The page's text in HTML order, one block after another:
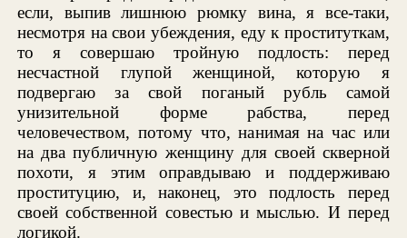
если, выпив лишнюю рюмку вина, я все-таки,
несмотря на свои убеждения, еду к проституткам,
то я совершаю тройную подлость: перед
несчастной глупой женщиной, которую я
подвергаю за свой поганый рубль самой
унизительной форме рабства, перед
человечеством, потому что, нанимая на час или
на два публичную женщину для своей скверной
похоти, я этим оправдываю и поддерживаю
проституцию, и, наконец, это подлость перед
своей собственной совестью и мыслью. И перед
логикой.